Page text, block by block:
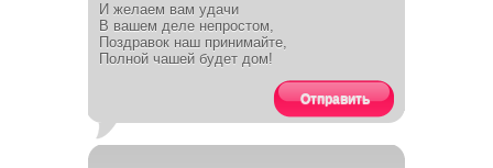
И желаем вам удачи
В вашем деле непростом,
Поздравок наш принимайте,
Полной чашей будет дом!
Отправить